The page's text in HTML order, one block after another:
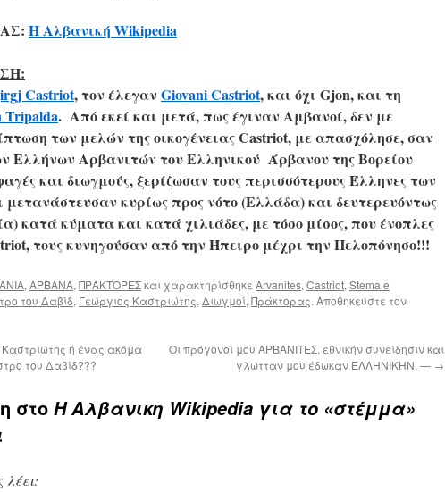
Η Αλβανική Wikipedia
Castriot, τον έλεγαν Giovani Castriot, και όχι Gjon, και τη
Tripalda. Από εκεί και μετά, πως έγιναν Αμβανοί, δεν με
των μελών της οικογένειας Castriot, με απασχόλησε, σαν
Ελλήνων Αρβανιτών του Ελληνικού Άρβανου της Βορείου
και διωγμούς, ξερίζωσαν τους περισσότερους Έλληνες των
μετανάστευσαν κυρίως προς νότο (Ελλάδα) και δευτερευόντως
κατά κύματα και κατά χιλιάδες, με τόσο μίσος, που ένοπλες
τους κυνηγούσαν από την Ήπειρο μέχρι την Πελοπόνησο!!!
, ΑΡΒΑΝΑ, ΠΡΑΚΤΟΡΕΣκαι χαρακτηρίσθηκε Arvanites, Castriot, Stema e
του Δαβίδ, Γεώργιος Καστριώτης, Διωγμοί, Πράκτορας. Αποθηκεύστε τον
ή ένας ακόμα
του Δαβίδ???
Οι πρόγονοί μου ΑΡΒΑΝΙΤΕΣ, εθνικήν συνείδησιν και
γλώτταν μου έδωκαν ΕΛΛΗΝΙΚΗΝ. — →
στο Η Αλβανικη Wikipedia για το «στέμμα»
λέει: